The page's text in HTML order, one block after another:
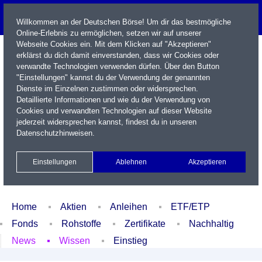
Name / WKN / ISIN / Kürzel
Xetra Realtime
Watchlist Portfolio Login
Home Aktien Anleihen
ETF/ETP
Fonds
Rohstoffe Zertifikate
Nachhaltig
News
Wissen Einstieg
Willkommen an der Deutschen Börse! Um dir das bestmögliche
Online-Erlebnis zu ermöglichen, setzen wir auf unserer
Webseite Cookies ein. Mit dem Klicken auf "Akzeptieren"
erklärst du dich damit einverstanden, dass wir Cookies oder
verwandte Technologien verwenden dürfen. Über den Button
"Einstellungen" kannst du der Verwendung der genannten
Dienste im Einzelnen zustimmen oder widersprechen.
Detaillierte Informationen und wie du der Verwendung von
Cookies und verwandten Technologien auf dieser Website
jederzeit widersprechen kannst, findest du in unseren
Datenschutzhinweisen.
Einstellungen Ablehnen Akzeptieren